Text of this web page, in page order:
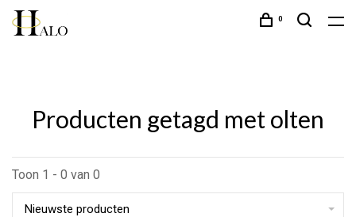
0
Producten getagd met olten
Toon 1 - 0 van 0
Nieuwste producten